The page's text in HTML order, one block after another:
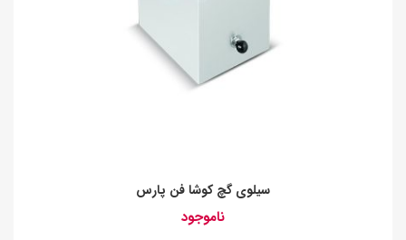
سیلوی گچ کوشا فن پارس
ناموجود